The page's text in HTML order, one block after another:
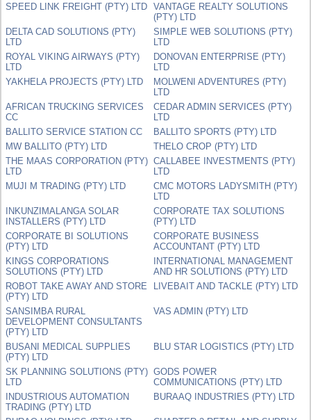
SPEED LINK FREIGHT (PTY) LTD
VANTAGE REALTY SOLUTIONS
(PTY) LTD
DELTA CAD SOLUTIONS (PTY)
LTD
SIMPLE WEB SOLUTIONS (PTY)
LTD
ROYAL VIKING AIRWAYS (PTY)
LTD
DONOVAN ENTERPRISE (PTY)
LTD
YAKHELA PROJECTS (PTY) LTD
MOLWENI ADVENTURES (PTY)
LTD
AFRICAN TRUCKING SERVICES
CC
CEDAR ADMIN SERVICES (PTY)
LTD
BALLITO SERVICE STATION CC
BALLITO SPORTS (PTY) LTD
MW BALLITO (PTY) LTD
THELO CROP (PTY) LTD
THE MAAS CORPORATION (PTY)
LTD
CALLABEE INVESTMENTS (PTY)
LTD
MUJI M TRADING (PTY) LTD
CMC MOTORS LADYSMITH (PTY)
LTD
INKUNZIMALANGA SOLAR
INSTALLERS (PTY) LTD
CORPORATE TAX SOLUTIONS
(PTY) LTD
CORPORATE BI SOLUTIONS
(PTY) LTD
CORPORATE BUSINESS
ACCOUNTANT (PTY) LTD
KINGS CORPORATIONS
SOLUTIONS (PTY) LTD
INTERNATIONAL MANAGEMENT
AND HR SOLUTIONS (PTY) LTD
ROBOT TAKE AWAY AND STORE
(PTY) LTD
LIVEBAIT AND TACKLE (PTY) LTD
SANSIMBA RURAL
DEVELOPMENT CONSULTANTS
(PTY) LTD
VAS ADMIN (PTY) LTD
BUSANI MEDICAL SUPPLIES
(PTY) LTD
BLU STAR LOGISTICS (PTY) LTD
SK PLANNING SOLUTIONS (PTY)
LTD
GODS POWER
COMMUNICATIONS (PTY) LTD
INDUSTRIOUS AUTOMATION
TRADING (PTY) LTD
BURAAQ INDUSTRIES (PTY) LTD